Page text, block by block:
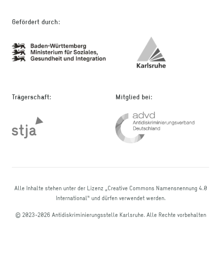
Gefördert durch:
Trägerschaft: Mitglied bei:
Alle Inhalte stehen unter der Lizenz „Creative Commons Namensnennung 4.0
International“ und dürfen verwendet werden.
© 2023-2026 Antidiskriminierungsstelle Karlsruhe. Alle Rechte vorbehalten